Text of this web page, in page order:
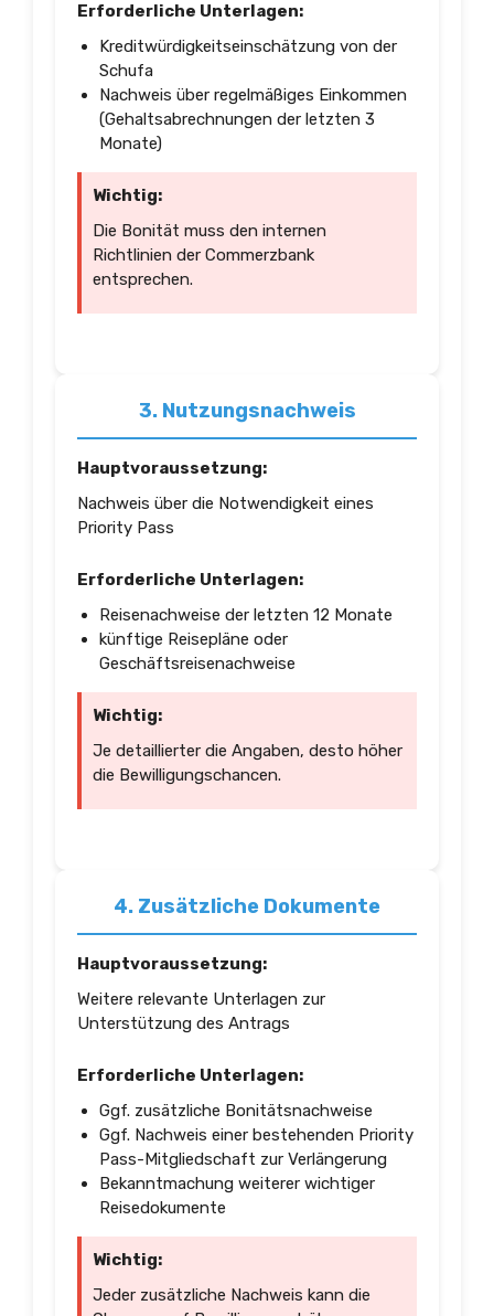
Erforderliche Unterlagen:
Kreditwürdigkeitseinschätzung von der
Schufa
Nachweis über regelmäßiges Einkommen
(Gehaltsabrechnungen der letzten 3
Monate)
Wichtig:
Die Bonität muss den internen
Richtlinien der Commerzbank
entsprechen.
3. Nutzungsnachweis
Hauptvoraussetzung:
Nachweis über die Notwendigkeit eines
Priority Pass
Erforderliche Unterlagen:
Reisenachweise der letzten 12 Monate
künftige Reisepläne oder
Geschäftsreisenachweise
Wichtig:
Je detaillierter die Angaben, desto höher
die Bewilligungschancen.
4. Zusätzliche Dokumente
Hauptvoraussetzung:
Weitere relevante Unterlagen zur
Unterstützung des Antrags
Erforderliche Unterlagen:
Ggf. zusätzliche Bonitätsnachweise
Ggf. Nachweis einer bestehenden Priority
Pass-Mitgliedschaft zur Verlängerung
Bekanntmachung weiterer wichtiger
Reisedokumente
Wichtig:
Jeder zusätzliche Nachweis kann die